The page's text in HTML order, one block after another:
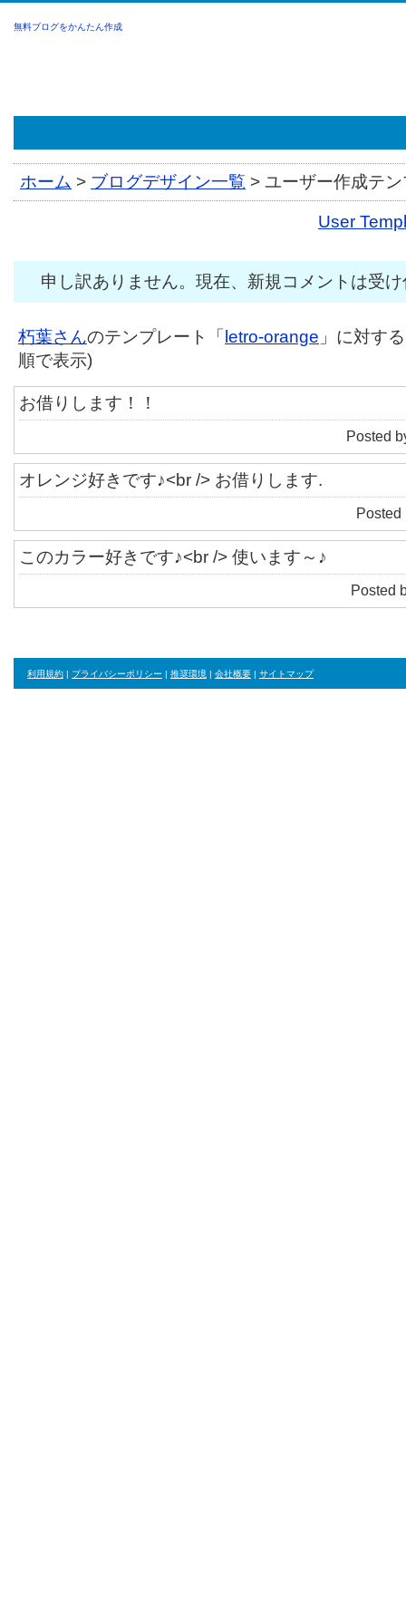
無料ブログをかんたん作成
ホーム > ブログデザイン一覧 > ユーザー作成テ
User
申し訳ありません。現在、新規コメントは受
朽葉さんのテンプレート「 letro-orange 」に対す
順で表示)
お借りします！！
Posted
オレンジ好きです♪<br /> お借りします.
Posted
このカラー好きです♪<br /> 使います～♪
Posted
利用規約 | プライバシーポリシー | 推奨環境 | 会社概要 | サイトマップ